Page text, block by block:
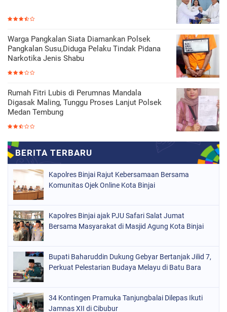
Warga Pangkalan Siata Diamankan Polsek
Pangkalan Susu,Diduga Pelaku Tindak Pidana
Narkotika Jenis Shabu
Rumah Fitri Lubis di Perumnas Mandala
Digasak Maling, Tunggu Proses Lanjut Polsek
Medan Tembung
Kapolres Binjai Rajut Kebersamaan Bersama
Komunitas Ojek Online Kota Binjai
Kapolres Binjai ajak PJU Safari Salat Jumat
Bersama Masyarakat di Masjid Agung Kota Binjai
Bupati Baharuddin Dukung Gebyar Bertanjak Jilid 7,
Perkuat Pelestarian Budaya Melayu di Batu Bara
34 Kontingen Pramuka Tanjungbalai Dilepas Ikuti
Jamnas XII di Cibubur